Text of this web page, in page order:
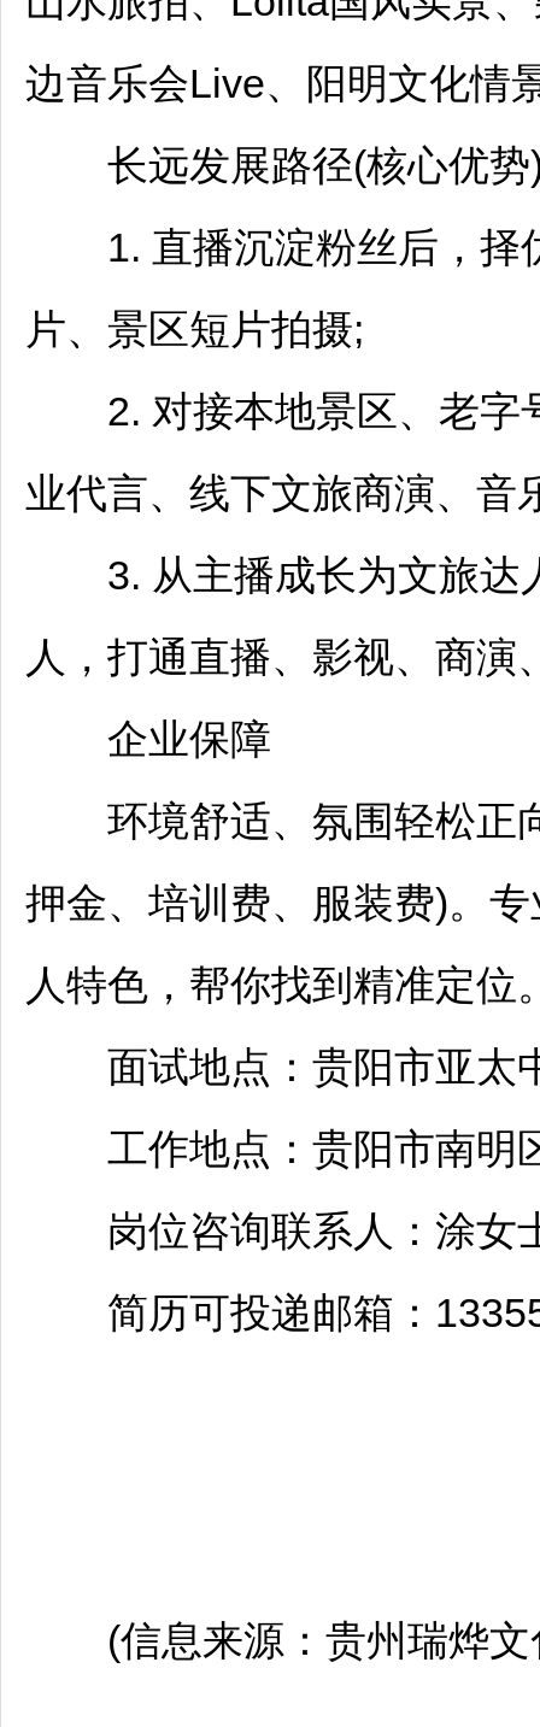
边音乐会Live、阳明文化情
长远发展路径(核心优势
1. 直播沉淀粉丝后，择
片、景区短片拍摄;
2. 对接本地景区、老字
业代言、线下文旅商演、音
3. 从主播成长为文旅达
人，打通直播、影视、商演
企业保障
环境舒适、氛围轻松正
押金、培训费、服装费)。
人特色，帮你找到精准定位
面试地点： 贵阳市亚太
工作地点： 贵阳市南明
岗位咨询联系人：涂女
简历可投递邮箱：
(信息来源：贵州瑞烨文